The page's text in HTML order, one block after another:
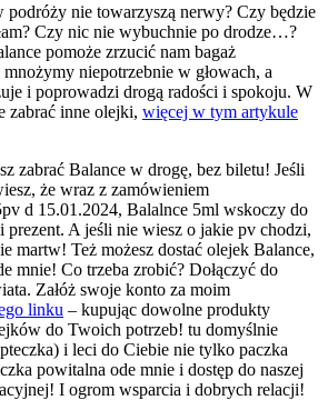
nie towarzyszą nerwy? Czy będzie
Czy nic nie wybuchnie po drodze…?
pomoże zrzucić nam bagaż
niepotrzebnie w głowach, a
i poprowadzi drogą radości i spokoju. W
zabrać inne olejki, więcej w tym artykule
zabrać Balance w drogę, bez biletu! Jeśli
że wraz z zamówieniem
d 15.01.2024, Balalnce 5ml wskoczy do
A jeśli nie wiesz o jakie pv chodzi,
martw! Też możesz dostać olejek Balance,
mnie! Co trzeba zrobić? Dołączyć do
Załóż swoje konto za moim
linku – kupując dowolne produkty
do Twoich potrzeb! tu domyślnie
i leci do Ciebie nie tylko paczka
powitalna ode mnie i dostęp do naszej
I ogrom wsparcia i dobrych relacji!